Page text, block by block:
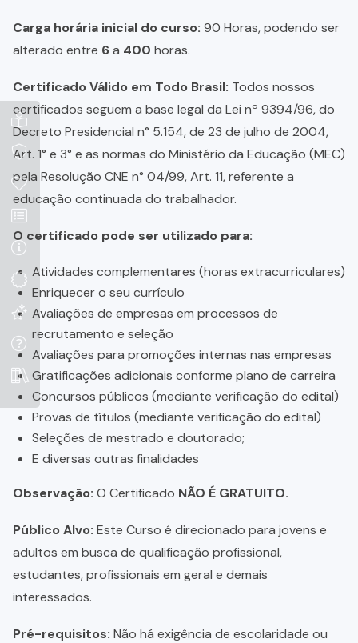
Carga horária inicial do curso: 90 Horas, podendo ser
alterado entre 6a 400 horas.
Certificado Válido em Todo Brasil: Todos nossos
certificados seguem a base legal da Lei nº 9394/96, do
Decreto Presidencial n° 5.154, de 23 de julho de 2004,
Art. 1° e 3° e as normas do Ministério da Educação (MEC)
pela Resolução CNE n° 04/99, Art. 11, referente a
educação continuada do trabalhador.
O certificado pode ser utilizado para:
Atividades complementares (horas extracurriculares)
Enriquecer o seu currículo
Avaliações de empresas em processos de
recrutamento e seleção
Avaliações para promoções internas nas empresas
Gratificações adicionais conforme plano de carreira
Concursos públicos (mediante verificação do edital)
Provas de títulos (mediante verificação do edital)
Seleções de mestrado e doutorado;
E diversas outras finalidades
Observação: O Certificado NÃO É GRATUITO.
Público Alvo: Este Curso é direcionado para jovens e
adultos em busca de qualificação profissional,
estudantes, profissionais em geral e demais
interessados.
Pré-requisitos: Não há exigência de escolaridade ou